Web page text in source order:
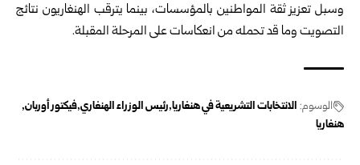
وسبل تعزيز ثقة المواطنين بالمؤسسات، بينما يترقب الهنغاريون نتائج
التصويت وما قد تحمله من انعكاسات على المرحلة المقبلة.
الوسوم: الانتخابات التشريعية في هنغاريا رئيس الوزراء الهنغاري فيكتور أوربان
هنغاريا